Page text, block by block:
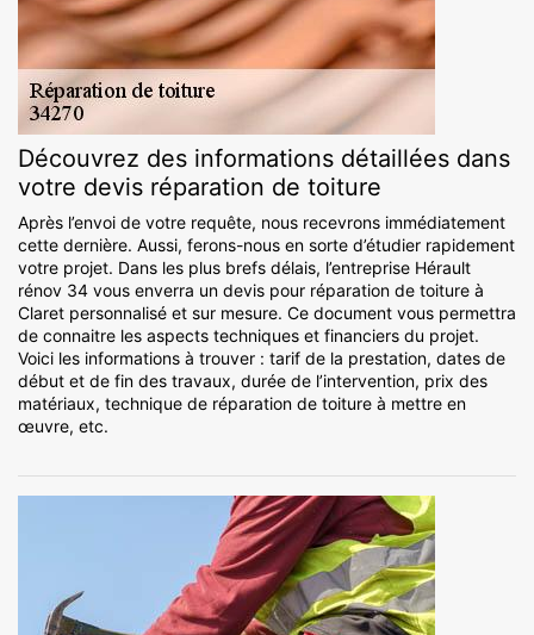
Découvrez des informations détaillées dans
votre devis réparation de toiture
Après l’envoi de votre requête, nous recevrons immédiatement
cette dernière. Aussi, ferons-nous en sorte d’étudier rapidement
votre projet. Dans les plus brefs délais, l’entreprise Hérault
rénov 34 vous enverra un devis pour réparation de toiture à
Claret personnalisé et sur mesure. Ce document vous permettra
de connaitre les aspects techniques et financiers du projet.
Voici les informations à trouver : tarif de la prestation, dates de
début et de fin des travaux, durée de l’intervention, prix des
matériaux, technique de réparation de toiture à mettre en
œuvre, etc.